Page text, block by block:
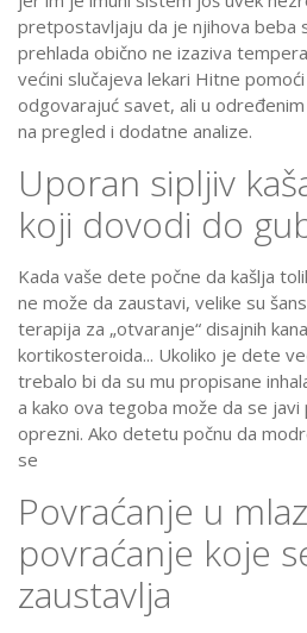
pretpostavljaju da je njihova beba
prehlada obično ne izaziva
većini slučajeva lekari Hitne
odgovarajuć savet, ali u
na pregled i dodatne analize.
Uporan sipljiv
koji dovodi do
Kada vaše dete počne da kašlja
ne može da zaustavi, velike su
terapija za „otvaranje“ disajnih
kortikosteroida... Ukoliko je dete
trebalo bi da su mu propisane
a kako ova tegoba može da se
oprezni. Ako detetu počnu da
se
Povraćanje u
povraćanje koje
zaustavlja